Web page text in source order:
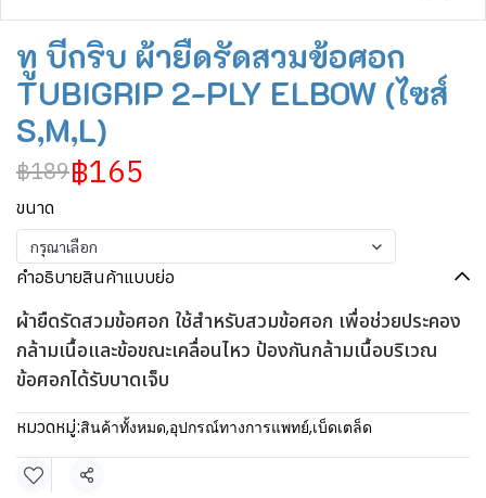
ทู บีกริบ ผ้ายืดรัดสวมข้อศอก
TUBIGRIP 2-PLY ELBOW (ไซส์
S,M,L)
฿189฿165
ขนาด
กรุณาเลือก
คำอธิบายสินค้าแบบย่อ
ผ้ายืดรัดสวมข้อศอก ใช้สำหรับสวมข้อศอก เพื่อช่วยประคอง
กล้ามเนื้อและข้อขณะเคลื่อนไหว ป้องกันกล้ามเนื้อบริเวณ
ข้อศอกได้รับบาดเจ็บ
หมวดหมู่:สินค้าทั้งหมด,อุปกรณ์ทางการแพทย์,เบ็ดเตล็ด
แชร์